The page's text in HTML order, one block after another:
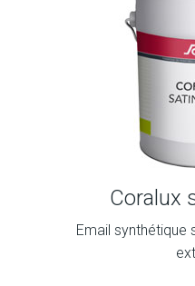
Coralux
Email synthétique